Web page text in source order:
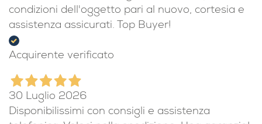
6 Giorni Fa
Ho acquistato un grandangolare usato per una
vecchia reflex Canon digitale, ottimo il prezzo,
condizioni dell'oggetto pari al nuovo, cortesia e
Acquirente verificato